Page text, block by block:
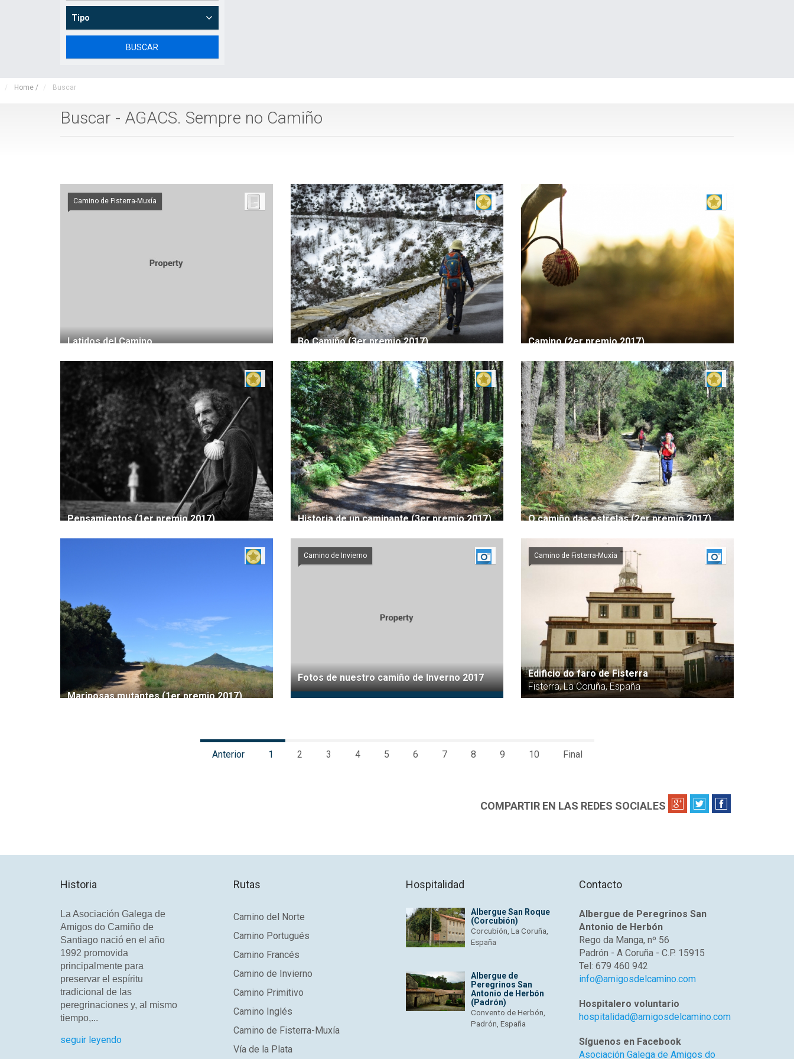
Home / Buscar
Tipo
Buscar - AGACS. Sempre no Camiño
Camino de Fisterra-Muxía
Latidos del Camino Bo Camiño (3er premio 2017) Camino (2er premio 2017)
Pensamientos (1er premio 2017) Historia de un caminante (3er premio 2017) O camiño das estrelas (2er premio 2017)
Mariposas mutantes (1er premio 2017)
Camino de Invierno
Fotos de nuestro camiño de Inverno 2017
Camino de Fisterra-Muxía
Edificio do faro de Fisterra
Fisterra, La Coruña, España
Anterior 1 2 3 4 5 6 7 8 9 10 Final
COMPARTIR EN LAS REDES SOCIALES
Historia
La Asociación Galega de
Amigos do Camiño de
Santiago nació en el año
1992 promovida
principalmente para
preservar el espíritu
tradicional de las
peregrinaciones y, al mismo
tiempo,...
seguir leyendo
Rutas
Camino del Norte
Camino Portugués
Camino Francés
Camino de Invierno
Camino Primitivo
Camino Inglés
Camino de Fisterra-Muxía
Vía de la Plata
Hospitalidad
Albergue San Roque
(Corcubión)
Corcubión, La Coruña,
España
Albergue de
Peregrinos San
Antonio de Herbón
(Padrón)
Convento de Herbón,
Padrón, España
Contacto
Albergue de Peregrinos San
Antonio de Herbón
Rego da Manga, nº 56
Padrón - A Coruña - C.P. 15915
Tel: 679 460 942
info@amigosdelcamino.com
Hospitalero voluntario
hospitalidad@amigosdelcamino.com
Síguenos en Facebook
Asociación Galega de Amigos do